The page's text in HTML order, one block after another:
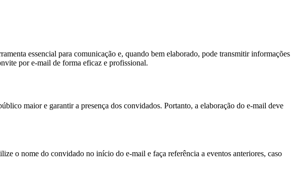
essencial para comunicação e, quando bem elaborado, pode transmitir informações
por e-mail de forma eficaz e profissional.
maior e garantir a presença dos convidados. Portanto, a elaboração do e-mail deve
o nome do convidado no início do e-mail e faça referência a eventos anteriores, caso